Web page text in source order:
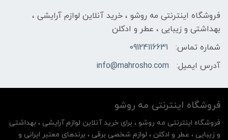
فروشگاه اینترنتی مه‌ رو‌شو ، خرید آنلاین لوازم آرایشی ،
بهداشتی و زیبایی ، عطر و ادکلن
شماره تماس:
09124116631
آدرس ایمیل:
info@mahrosho.com
فروشگاه اینترنتی مه‌ رو‌شو
فروشگاه اینترنتی مه‌ رو‌شو ، برای خرید آنلاین لوازم آرایشی ، بهداشتی
و زیبایی ، عطر و ادکلن ، لوازم شخصی برقی ، برندهای معتبر ایرانی و